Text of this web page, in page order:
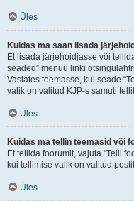
Üles
Kuidas ma saan lisada
Et lisada järjehoidjasse või
seaded” menüü linki
Vastates teemasse, kui seade
valik on valitud KJP-s samuti
Üles
Kuidas ma tellin teemasid või
Et tellida foorumit, vajuta "Telli
kui tellimise valik on valitud
Üles